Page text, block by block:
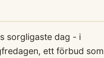
sorgligaste dag - i
ett förbud som